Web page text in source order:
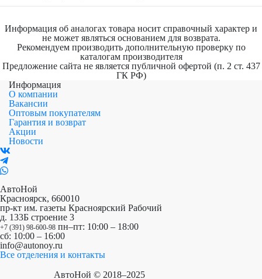
Информация об аналогах товара носит справочный характер и
не может являться основанием для возврата.
Рекомендуем производить дополнительную проверку по
каталогам производителя
Предложение сайта не является публичной офертой (п. 2 ст. 437
ГК РФ)
Информация
О компании
Вакансии
Оптовым покупателям
Гарантия и возврат
Акции
Новости
АвтоНой
Красноярск, 660010
пр-кт им. газеты Красноярский Рабочий
д. 133Б строение 3
+7 (391) 98-600-98 пн–пт: 10:00 – 18:00
сб: 10:00 – 16:00
info@autonoy.ru
Все отделения и контакты
АвтоНой © 2018–2025